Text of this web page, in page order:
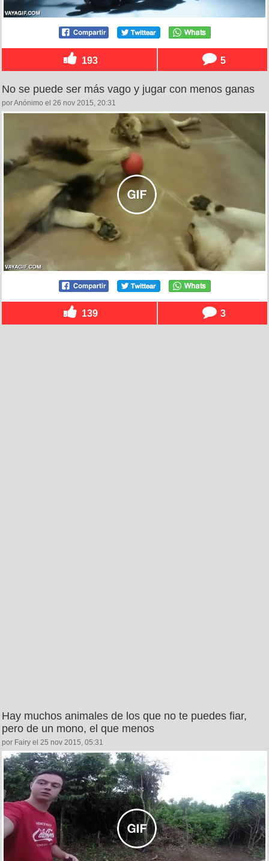
193 5
No se puede ser más vago y jugar con menos ganas
por Anónimo el 26 nov 2015, 20:31
139 3
Hay muchos animales de los que no te puedes fiar,
pero de un mono, el que menos
por Fairy el 25 nov 2015, 05:31